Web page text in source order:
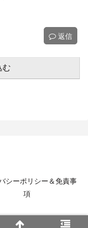
返信
む
シーポリシー＆免責事
項
Blog.